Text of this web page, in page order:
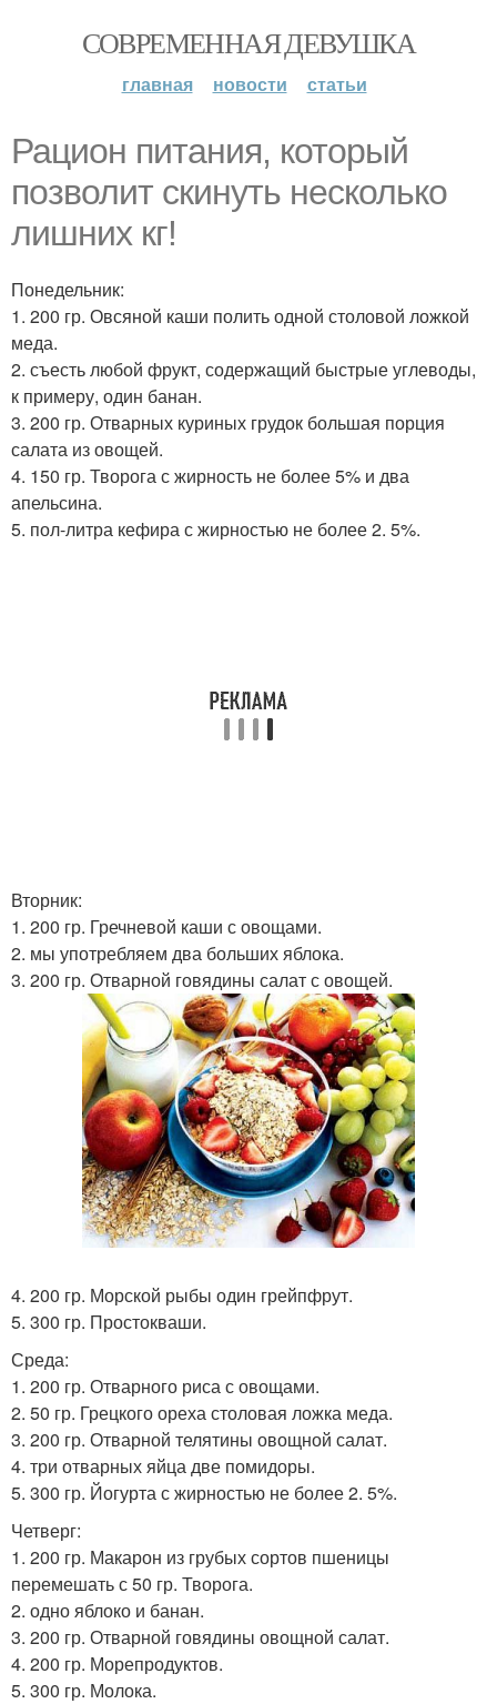
СОВРЕМЕННАЯ ДЕВУШКА
главная новости статьи
Рацион питания, который
позволит скинуть несколько
лишних кг!
Понедельник:
1. 200 гр. Овсяной каши полить одной столовой ложкой
меда.
2. съесть любой фрукт, содержащий быстрые углеводы,
к примеру, один банан.
3. 200 гр. Отварных куриных грудок большая порция
салата из овощей.
4. 150 гр. Творога с жирность не более 5% и два
апельсина.
5. пол-литра кефира с жирностью не более 2. 5%.
Вторник:
1. 200 гр. Гречневой каши с овощами.
2. мы употребляем два больших яблока.
3. 200 гр. Отварной говядины салат с овощей.
4. 200 гр. Морской рыбы один грейпфрут.
5. 300 гр. Простокваши.
Среда:
1. 200 гр. Отварного риса с овощами.
2. 50 гр. Грецкого ореха столовая ложка меда.
3. 200 гр. Отварной телятины овощной салат.
4. три отварных яйца две помидоры.
5. 300 гр. Йогурта с жирностью не более 2. 5%.
Четверг:
1. 200 гр. Макарон из грубых сортов пшеницы
перемешать с 50 гр. Творога.
2. одно яблоко и банан.
3. 200 гр. Отварной говядины овощной салат.
4. 200 гр. Морепродуктов.
5. 300 гр. Молока.